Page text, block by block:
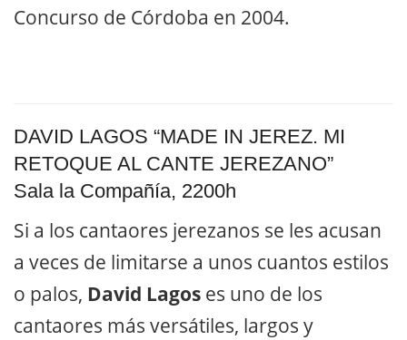
Concurso de Córdoba en 2004.
DAVID LAGOS “MADE IN JEREZ. MI
RETOQUE AL CANTE JEREZANO”
Sala la Compañía, 2200h
Si a los cantaores jerezanos se les acusan
a veces de limitarse a unos cuantos estilos
o palos, David Lagos es uno de los
cantaores más versátiles, largos y